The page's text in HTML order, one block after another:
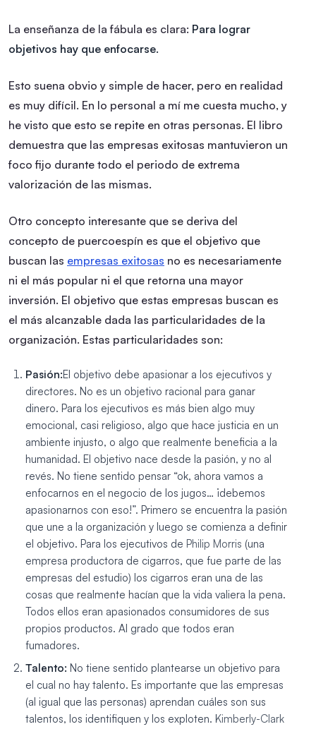
La enseñanza de la fábula es clara: Para lograr
objetivos hay que enfocarse.
Esto suena obvio y simple de hacer, pero en realidad
es muy difícil. En lo personal a mí me cuesta mucho, y
he visto que esto se repite en otras personas. El libro
demuestra que las empresas exitosas mantuvieron un
foco fijo durante todo el periodo de extrema
valorización de las mismas.
Otro concepto interesante que se deriva del
concepto de puercoespín es que el objetivo que
buscan las empresas exitosas no es necesariamente
ni el más popular ni el que retorna una mayor
inversión. El objetivo que estas empresas buscan es
el más alcanzable dada las particularidades de la
organización. Estas particularidades son:
Pasión:El objetivo debe apasionar a los ejecutivos y
directores. No es un objetivo racional para ganar
dinero. Para los ejecutivos es más bien algo muy
emocional, casi religioso, algo que hace justicia en un
ambiente injusto, o algo que realmente beneficia a la
humanidad. El objetivo nace desde la pasión, y no al
revés. No tiene sentido pensar “ok, ahora vamos a
enfocarnos en el negocio de los jugos… ¡debemos
apasionarnos con eso!”. Primero se encuentra la pasión
que une a la organización y luego se comienza a definir
el objetivo. Para los ejecutivos de Philip Morris (una
empresa productora de cigarros, que fue parte de las
empresas del estudio) los cigarros eran una de las
cosas que realmente hacían que la vida valiera la pena.
Todos ellos eran apasionados consumidores de sus
propios productos. Al grado que todos eran
fumadores.
Talento: No tiene sentido plantearse un objetivo para
el cual no hay talento. Es importante que las empresas
(al igual que las personas) aprendan cuáles son sus
talentos, los identifiquen y los exploten. Kimberly-Clark